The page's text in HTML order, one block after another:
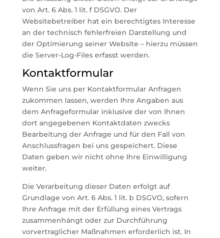
von Art. 6 Abs. 1 lit. f DSGVO. Der
Websitebetreiber hat ein berechtigtes Interesse
an der technisch fehlerfreien Darstellung und
der Optimierung seiner Website – hierzu müssen
die Server-Log-Files erfasst werden.
Kontaktformular
Wenn Sie uns per Kontaktformular Anfragen
zukommen lassen, werden Ihre Angaben aus
dem Anfrageformular inklusive der von Ihnen
dort angegebenen Kontaktdaten zwecks
Bearbeitung der Anfrage und für den Fall von
Anschlussfragen bei uns gespeichert. Diese
Daten geben wir nicht ohne Ihre Einwilligung
weiter.
Die Verarbeitung dieser Daten erfolgt auf
Grundlage von Art. 6 Abs. 1 lit. b DSGVO, sofern
Ihre Anfrage mit der Erfüllung eines Vertrags
zusammenhängt oder zur Durchführung
vorvertraglicher Maßnahmen erforderlich ist. In